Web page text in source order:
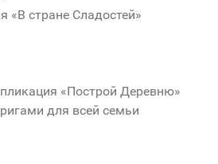
«В стране Сладостей»
«Построй Деревню»
для всей семьи